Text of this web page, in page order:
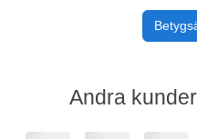
Andra